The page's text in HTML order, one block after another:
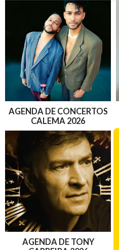
AGENDA DE CONCERTOS
CALEMA 2026
AGENDA DE TONY